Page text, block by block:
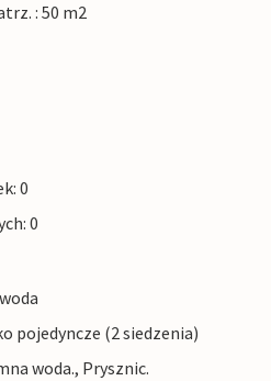
: 50 m2
0
0
pojedyncze (2 siedzenia)
woda., Prysznic.